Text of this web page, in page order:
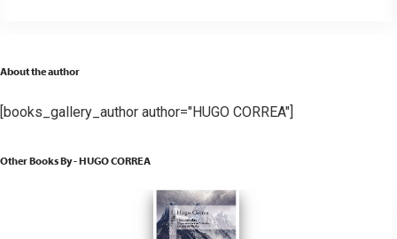
About the author
[books_gallery_author author="HUGO CORREA"]
Other Books By - HUGO CORREA